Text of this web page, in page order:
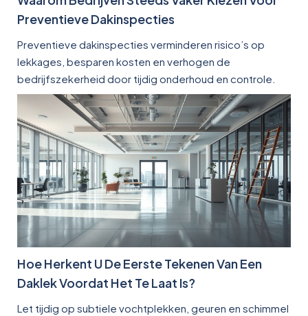
Preventieve Dakinspecties
Preventieve dakinspecties verminderen risico’s op
lekkages, besparen kosten en verhogen de
bedrijfszekerheid door tijdig onderhoud en controle.
Hoe Herkent U De Eerste Tekenen Van Een
Daklek Voordat Het Te Laat Is?
Let tijdig op subtiele vochtplekken, geuren en schimmel